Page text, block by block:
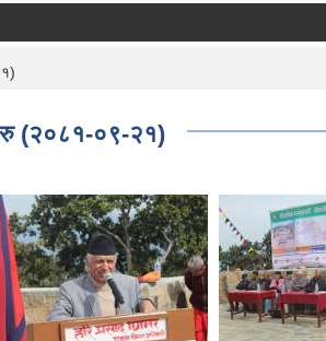
(२०८१-०९-२१)